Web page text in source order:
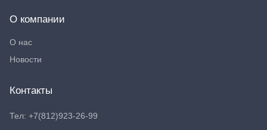
О компании
О нас
Новости
Контакты
Тел: +7(812)923-26-99